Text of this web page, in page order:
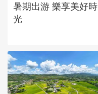
暑期出游 樂享美好時
光